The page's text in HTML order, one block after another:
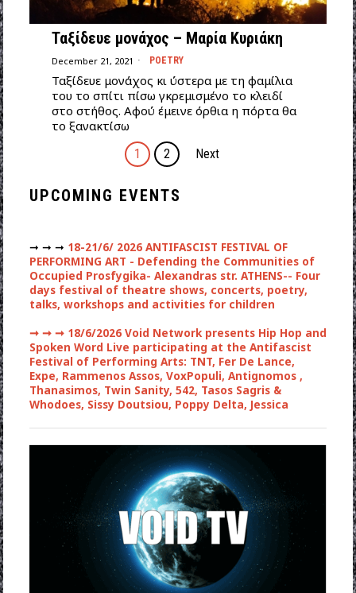
Ταξίδευε μονάχος – Μαρία Κυριάκη
December 21, 2021 POETRY
Ταξίδευε μονάχος κι ύστερα με τη φαμίλια
του το σπίτι πίσω γκρεμισμένο το κλειδί
στο στήθος. Αφού έμεινε όρθια η πόρτα θα
το ξανακτίσω
1 2 Next
UPCOMING EVENTS
➞ ➞ ➞ 18-21/6/ 2026 ANTIFASCIST FESTIVAL OF
PERFORMING ART - Defending the Communities of
Occupied Prosfygika- Alexandras str. ATHENS-- Four
days festival of theatre shows, concerts, poetry,
talks, workshops and activities for children
➞ ➞ ➞18/6/2026 Void Network presents Hip Hop and
Spoken Word Live participating at the Antifascist
Festival of Performing Arts: TNT, Fer De Lance,
Expe, Rammenos Assos, VoxPopuli, Antignomos ,
Thanasimos, Twin Sanity, 542, Tasos Sagris &
Whodoes, Sissy Doutsiou, Poppy Delta, Jessica